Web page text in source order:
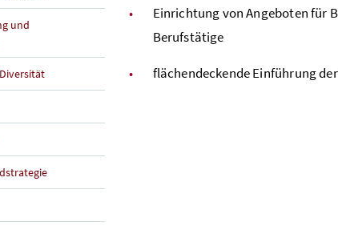
und
Einrichtung von Angeboten für
Berufstätige
flächendeckende Einführung